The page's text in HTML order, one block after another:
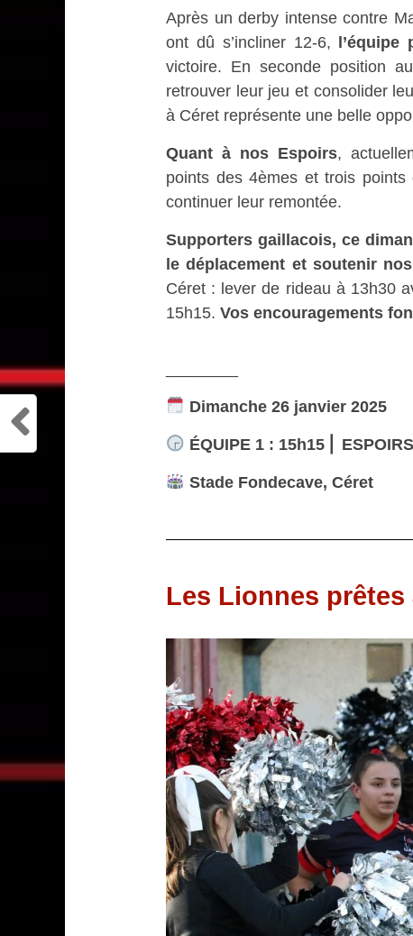
Après un derby intense contre
ont dû s’incliner 12-6,
victoire. En seconde position
retrouver leur jeu et consolider
à Céret représente une belle
Quant à nos Espoirs,
points des 4èmes et trois
continuer leur remontée.
Supporters gaillacois, ce
le déplacement et soutenir
Céret : lever de rideau à 13h30
15h15. Vos encouragements
Dimanche 26 janvier 2025
ÉQUIPE 1 : 15h15 ⎜
Stade Fondecave, Céret
Les Lionnes